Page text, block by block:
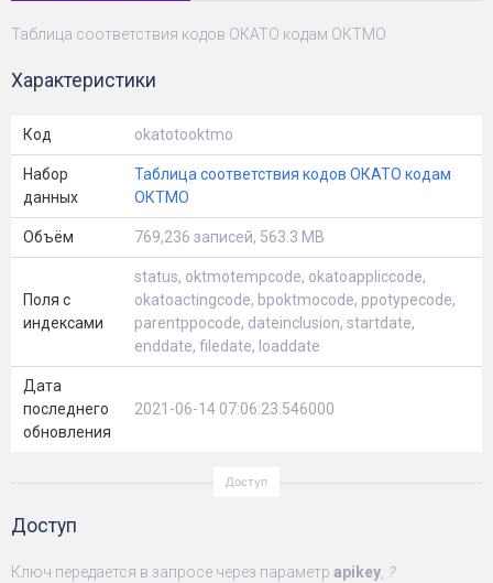
Таблица соответствия кодов ОКАТО кодам ОКТМО
Характеристики
Код okatotooktmo
Набор
данных
Таблица соответствия кодов ОКАТО кодам
ОКТМО
Объём 769,236 записей, 563.3 MB
Поля с
индексами
status, oktmotempcode, okatoappliccode,
okatoactingcode, bpoktmocode, ppotypecode,
parentppocode, dateinclusion, startdate,
enddate, filedate, loaddate
Дата
последнего
обновления
2021-06-14 07:06:23.546000
Доступ
Ключ передается в запросе через параметр apikey, ?